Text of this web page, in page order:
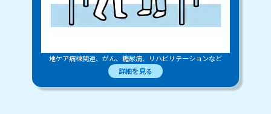
地ケア病棟関連、がん、糖尿病、リハビリテーションなど
詳細を見る